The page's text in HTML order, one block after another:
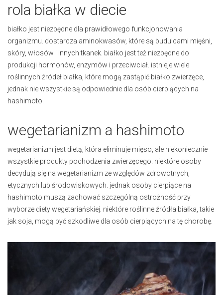
rola białka w diecie
białko jest niezbędne dla prawidłowego funkcjonowania
organizmu. dostarcza aminokwasów, które są budulcami mięśni,
skóry, włosów i innych tkanek. białko jest też niezbędne do
produkcji hormonów, enzymów i przeciwciał. istnieje wiele
roślinnych źródeł białka, które mogą zastąpić białko zwierzęce,
jednak nie wszystkie są odpowiednie dla osób cierpiących na
hashimoto.
wegetarianizm a hashimoto
wegetarianizm jest dietą, która eliminuje mięso, ale niekoniecznie
wszystkie produkty pochodzenia zwierzęcego. niektóre osoby
decydują się na wegetarianizm ze względów zdrowotnych,
etycznych lub środowiskowych. jednak osoby cierpiące na
hashimoto muszą zachować szczególną ostrożność przy
wyborze diety wegetariańskiej. niektóre roślinne źródła białka, takie
jak soja, mogą być szkodliwe dla osób cierpiących na tę chorobę.